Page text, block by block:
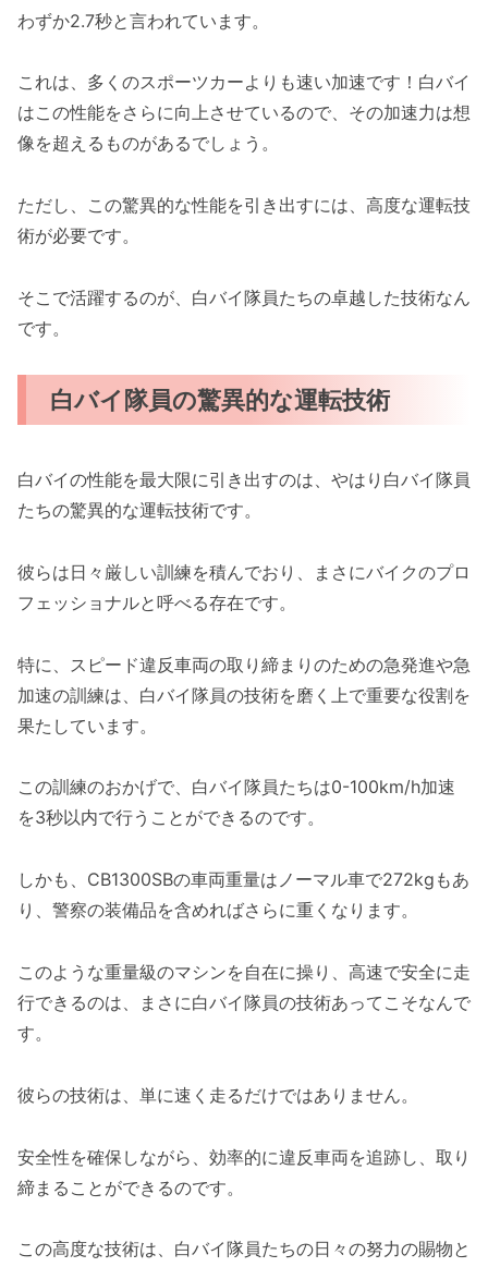
わずか2.7秒と言われています。
これは、多くのスポーツカーよりも速い加速です！白バイ
はこの性能をさらに向上させているので、その加速力は想
像を超えるものがあるでしょう。
ただし、この驚異的な性能を引き出すには、高度な運転技
術が必要です。
そこで活躍するのが、白バイ隊員たちの卓越した技術なん
です。
白バイ隊員の驚異的な運転技術
白バイの性能を最大限に引き出すのは、やはり白バイ隊員
たちの驚異的な運転技術です。
彼らは日々厳しい訓練を積んでおり、まさにバイクのプロ
フェッショナルと呼べる存在です。
特に、スピード違反車両の取り締まりのための急発進や急
加速の訓練は、白バイ隊員の技術を磨く上で重要な役割を
果たしています。
この訓練のおかげで、白バイ隊員たちは0-100km/h加速
を3秒以内で行うことができるのです。
しかも、CB1300SBの車両重量はノーマル車で272kgもあ
り、警察の装備品を含めればさらに重くなります。
このような重量級のマシンを自在に操り、高速で安全に走
行できるのは、まさに白バイ隊員の技術あってこそなんで
す。
彼らの技術は、単に速く走るだけではありません。
安全性を確保しながら、効率的に違反車両を追跡し、取り
締まることができるのです。
この高度な技術は、白バイ隊員たちの日々の努力の賜物と